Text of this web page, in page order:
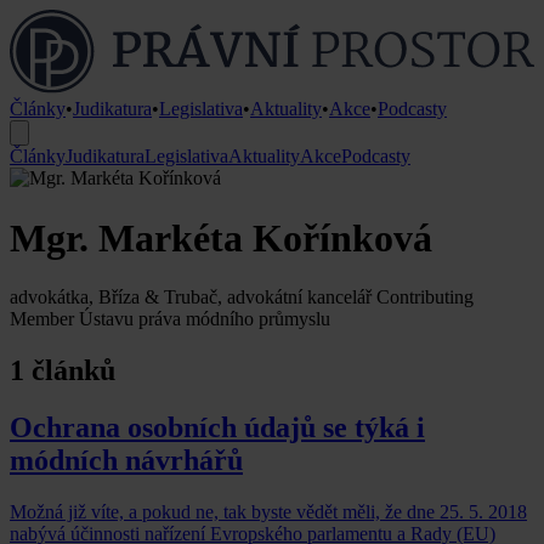
Články•Judikatura•Legislativa•Aktuality•Akce•Podcasty
ČlánkyJudikaturaLegislativaAktualityAkcePodcasty
Mgr. Markéta Kořínková
advokátka, Bříza & Trubač, advokátní kancelář Contributing
Member Ústavu práva módního průmyslu
1 článků
Ochrana osobních údajů se týká i
módních návrhářů
Možná již víte, a pokud ne, tak byste vědět měli, že dne 25. 5. 2018
nabývá účinnosti nařízení Evropského parlamentu a Rady (EU)